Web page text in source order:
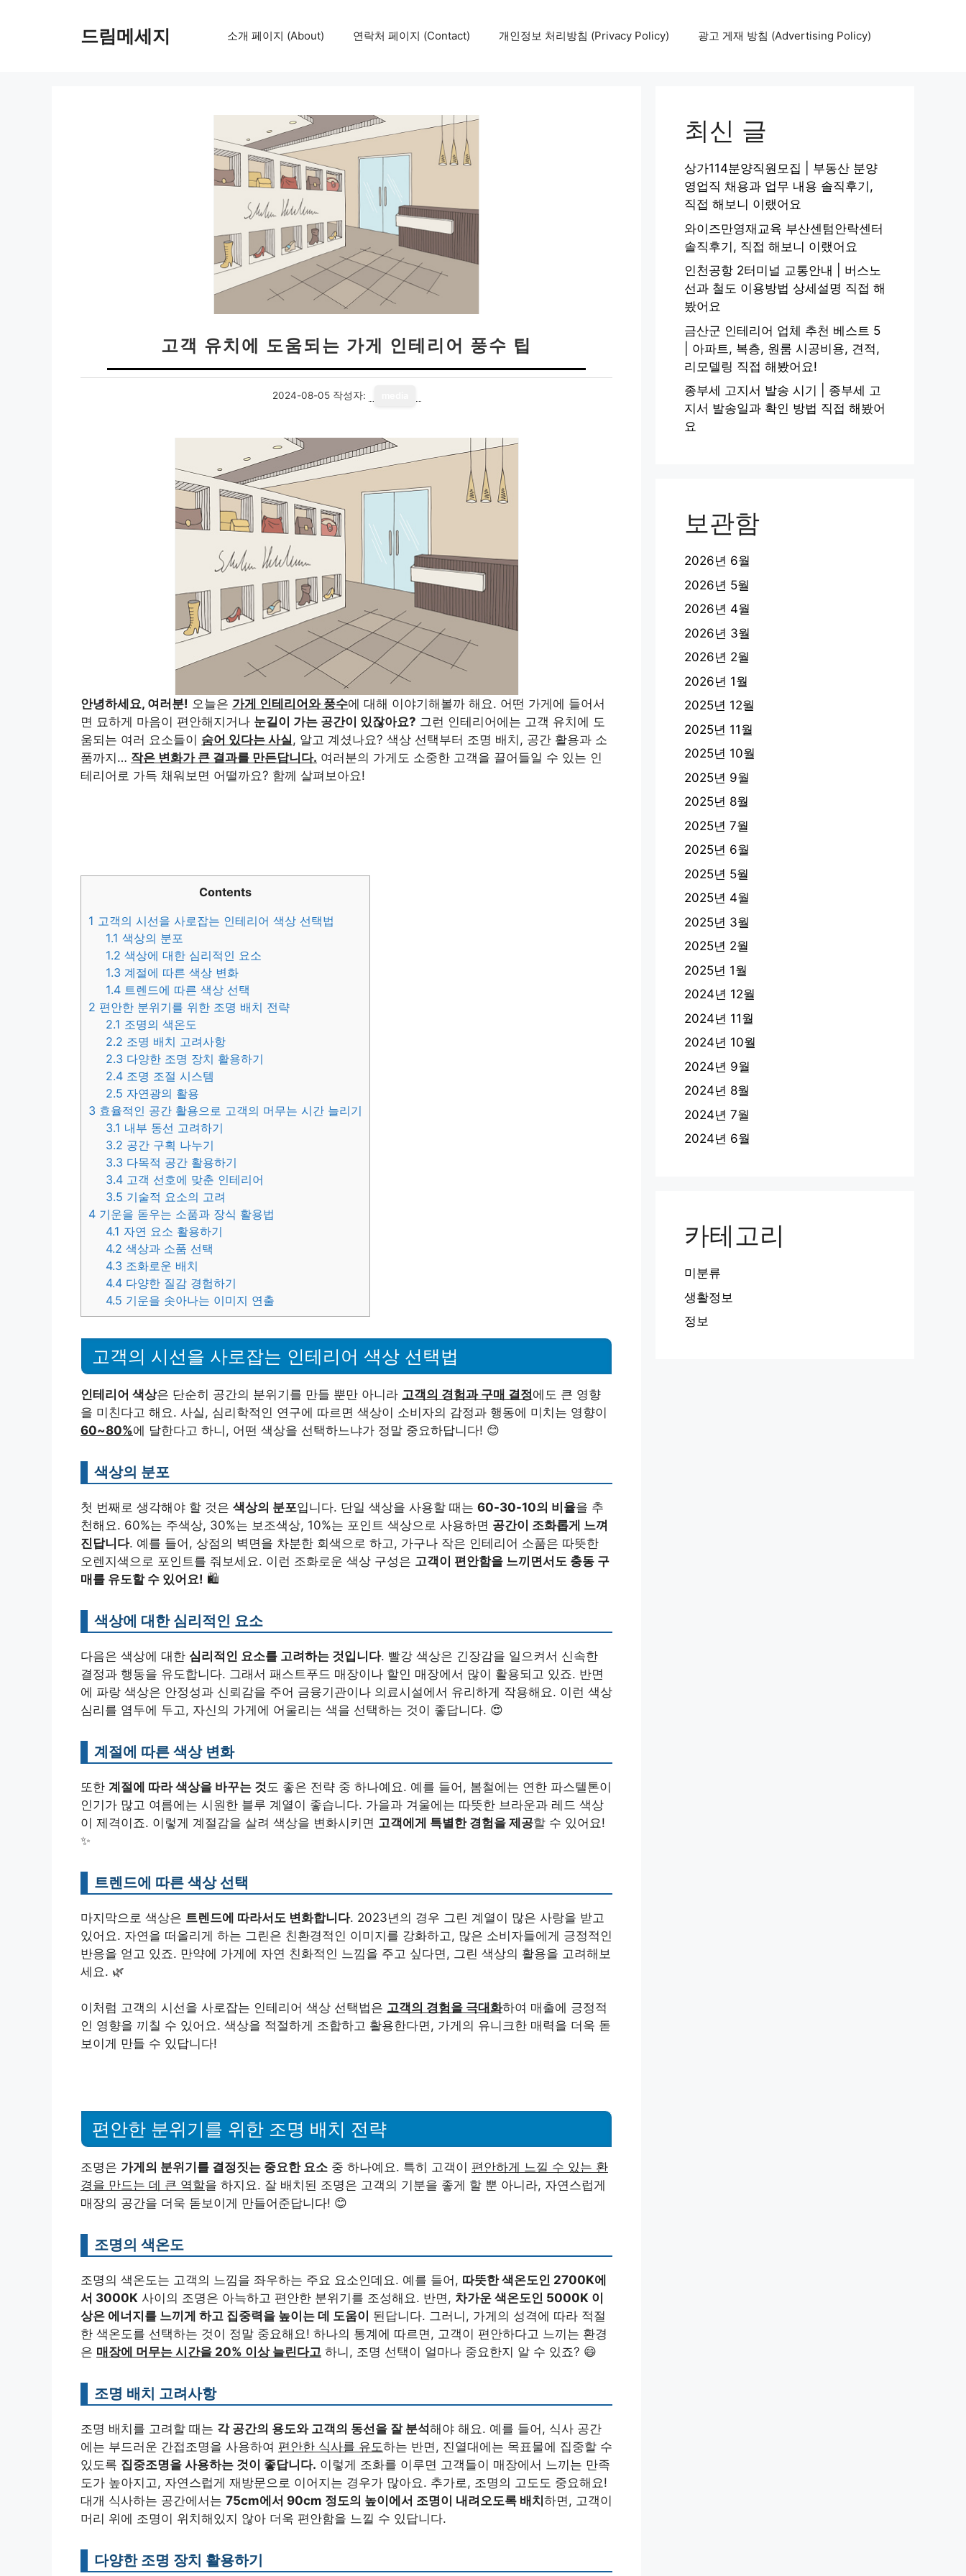
드림메세지 소개 페이지 (About) 연락처 페이지 (Contact) 개인정보 처리방침 (Privacy Policy) 광고 게재 방침 (Advertising Policy)
고객 유치에 도움되는 가게 인테리어 풍수 팁
2024-08-05 작성자:
안녕하세요, 여러분! 오늘은 가게 인테리어와 풍수에 대해 이야기해볼까 해요. 어떤 가게에 들어서
면 묘하게 마음이 편안해지거나 눈길이 가는 공간이 있잖아요? 그런 인테리어에는 고객 유치에 도
움되는 여러 요소들이 숨어 있다는 사실, 알고 계셨나요? 색상 선택부터 조명 배치, 공간 활용과 소
품까지… 작은 변화가 큰 결과를 만든답니다. 여러분의 가게도 소중한 고객을 끌어들일 수 있는 인
테리어로 가득 채워보면 어떨까요? 함께 살펴보아요!
Contents
1 고객의 시선을 사로잡는 인테리어 색상 선택법
1.1 색상의 분포
1.2 색상에 대한 심리적인 요소
1.3 계절에 따른 색상 변화
1.4 트렌드에 따른 색상 선택
2 편안한 분위기를 위한 조명 배치 전략
2.1 조명의 색온도
2.2 조명 배치 고려사항
2.3 다양한 조명 장치 활용하기
2.4 조명 조절 시스템
2.5 자연광의 활용
3 효율적인 공간 활용으로 고객의 머무는 시간 늘리기
3.1 내부 동선 고려하기
3.2 공간 구획 나누기
3.3 다목적 공간 활용하기
3.4 고객 선호에 맞춘 인테리어
3.5 기술적 요소의 고려
4 기운을 돋우는 소품과 장식 활용법
4.1 자연 요소 활용하기
4.2 색상과 소품 선택
4.3 조화로운 배치
4.4 다양한 질감 경험하기
4.5 기운을 솟아나는 이미지 연출
고객의 시선을 사로잡는 인테리어 색상 선택법
인테리어 색상은 단순히 공간의 분위기를 만들 뿐만 아니라 고객의 경험과 구매 결정에도 큰 영향
을 미친다고 해요. 사실, 심리학적인 연구에 따르면 색상이 소비자의 감정과 행동에 미치는 영향이
60~80%에 달한다고 하니, 어떤 색상을 선택하느냐가 정말 중요하답니다! 😊
색상의 분포
첫 번째로 생각해야 할 것은 색상의 분포입니다. 단일 색상을 사용할 때는 60-30-10의 비율을 추
천해요. 60%는 주색상, 30%는 보조색상, 10%는 포인트 색상으로 사용하면 공간이 조화롭게 느껴
진답니다. 예를 들어, 상점의 벽면을 차분한 회색으로 하고, 가구나 작은 인테리어 소품은 따뜻한
오렌지색으로 포인트를 줘보세요. 이런 조화로운 색상 구성은 고객이 편안함을 느끼면서도 충동 구
매를 유도할 수 있어요! 🛍️
색상에 대한 심리적인 요소
다음은 색상에 대한 심리적인 요소를 고려하는 것입니다. 빨강 색상은 긴장감을 일으켜서 신속한
결정과 행동을 유도합니다. 그래서 패스트푸드 매장이나 할인 매장에서 많이 활용되고 있죠. 반면
에 파랑 색상은 안정성과 신뢰감을 주어 금융기관이나 의료시설에서 유리하게 작용해요. 이런 색상
심리를 염두에 두고, 자신의 가게에 어울리는 색을 선택하는 것이 좋답니다. 😍
계절에 따른 색상 변화
또한 계절에 따라 색상을 바꾸는 것 도 좋은 전략 중 하나예요. 예를 들어, 봄철에는 연한 파스텔톤이
인기가 많고 여름에는 시원한 블루 계열이 좋습니다. 가을과 겨울에는 따뜻한 브라운과 레드 색상
이 제격이죠. 이렇게 계절감을 살려 색상을 변화시키면 고객에게 특별한 경험을 제공할 수 있어요!
✨
트렌드에 따른 색상 선택
마지막으로 색상은 트렌드에 따라서도 변화합니다. 2023년의 경우 그린 계열이 많은 사랑을 받고
있어요. 자연을 떠올리게 하는 그린은 친환경적인 이미지를 강화하고, 많은 소비자들에게 긍정적인
반응을 얻고 있죠. 만약에 가게에 자연 친화적인 느낌을 주고 싶다면, 그린 색상의 활용을 고려해보
세요. 🌿
이처럼 고객의 시선을 사로잡는 인테리어 색상 선택법은 고객의 경험을 극대화하여 매출에 긍정적
인 영향을 끼칠 수 있어요. 색상을 적절하게 조합하고 활용한다면, 가게의 유니크한 매력을 더욱 돋
보이게 만들 수 있답니다!
편안한 분위기를 위한 조명 배치 전략
조명은 가게의 분위기를 결정짓는 중요한 요소 중 하나예요. 특히 고객이 편안하게 느낄 수 있는 환
경을 만드는 데 큰 역할을 하지요. 잘 배치된 조명은 고객의 기분을 좋게 할 뿐 아니라, 자연스럽게
매장의 공간을 더욱 돋보이게 만들어준답니다! 😊
조명의 색온도
조명의 색온도는 고객의 느낌을 좌우하는 주요 요소인데요. 예를 들어, 따뜻한 색온도인 2700K에
서 3000K 사이의 조명은 아늑하고 편안한 분위기를 조성해요. 반면, 차가운 색온도인 5000K 이
상은 에너지를 느끼게 하고 집중력을 높이는 데 도움이 된답니다. 그러니, 가게의 성격에 따라 적절
한 색온도를 선택하는 것이 정말 중요해요! 하나의 통계에 따르면, 고객이 편안하다고 느끼는 환경
은 매장에 머무는 시간을 20% 이상 늘린다고 하니, 조명 선택이 얼마나 중요한지 알 수 있죠? 😄
조명 배치 고려사항
조명 배치를 고려할 때는 각 공간의 용도와 고객의 동선을 잘 분석해야 해요. 예를 들어, 식사 공간
에는 부드러운 간접조명을 사용하여 편안한 식사를 유도하는 반면, 진열대에는 목표물에 집중할 수
있도록 집중조명을 사용하는 것이 좋답니다. 이렇게 조화를 이루면 고객들이 매장에서 느끼는 만족
도가 높아지고, 자연스럽게 재방문으로 이어지는 경우가 많아요. 추가로, 조명의 고도도 중요해요!
대개 식사하는 공간에서는 75cm에서 90cm 정도의 높이에서 조명이 내려오도록 배치하면, 고객이
머리 위에 조명이 위치해있지 않아 더욱 편안함을 느낄 수 있답니다.
다양한 조명 장치 활용하기
최신 글
상가114분양직원모집 | 부동산 분양
영업직 채용과 업무 내용 솔직후기,
직접 해보니 이랬어요
와이즈만영재교육 부산센텀안락센터
솔직후기, 직접 해보니 이랬어요
인천공항 2터미널 교통안내 | 버스노
선과 철도 이용방법 상세설명 직접 해
봤어요
금산군 인테리어 업체 추천 베스트 5
| 아파트, 복층, 원룸 시공비용, 견적,
리모델링 직접 해봤어요!
종부세 고지서 발송 시기 | 종부세 고
지서 발송일과 확인 방법 직접 해봤어
요
보관함
2026년 6월
2026년 5월
2026년 4월
2026년 3월
2026년 2월
2026년 1월
2025년 12월
2025년 11월
2025년 10월
2025년 9월
2025년 8월
2025년 7월
2025년 6월
2025년 5월
2025년 4월
2025년 3월
2025년 2월
2025년 1월
2024년 12월
2024년 11월
2024년 10월
2024년 9월
2024년 8월
2024년 7월
2024년 6월
카테고리
미분류
생활정보
정보